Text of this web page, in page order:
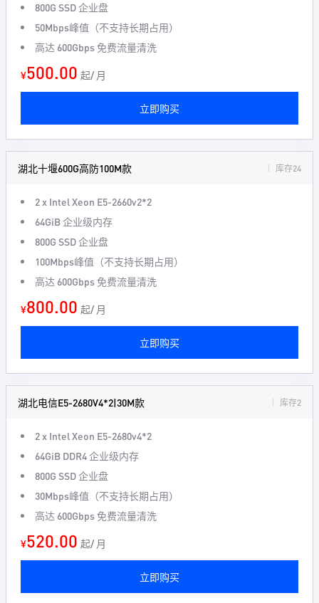
800G SSD 企业盘
50Mbps峰值（不支持长期占用）
高达 600Gbps 免费流量清洗
¥500.00 起/ 月
立即购买
湖北十堰600G高防100M款 库存24
2 x Intel Xeon E5-2660v2*2
64GiB企业级内存
800G SSD 企业盘
100Mbps峰值（不支持长期占用）
高达 600Gbps 免费流量清洗
¥800.00 起/ 月
立即购买
湖北电信E5-2680V4*2|30M款 库存2
2 x Intel Xeon E5-2680v4*2
64GiB DDR4企业级内存
800G SSD 企业盘
30Mbps峰值（不支持长期占用）
高达 600Gbps 免费流量清洗
¥520.00 起/ 月
立即购买